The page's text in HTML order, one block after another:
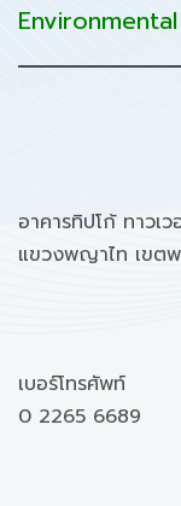
อาคารทิปโก้ ทาวเ
แขวงพญาไท เขต
เบอร์โทรศัพท์
0 2265 6689